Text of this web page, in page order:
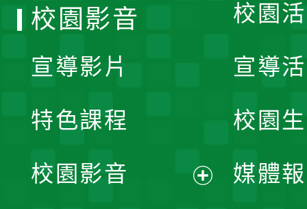
校園
宣導
校園
媒體
校園影音
宣導影片
特色課程
校園影音